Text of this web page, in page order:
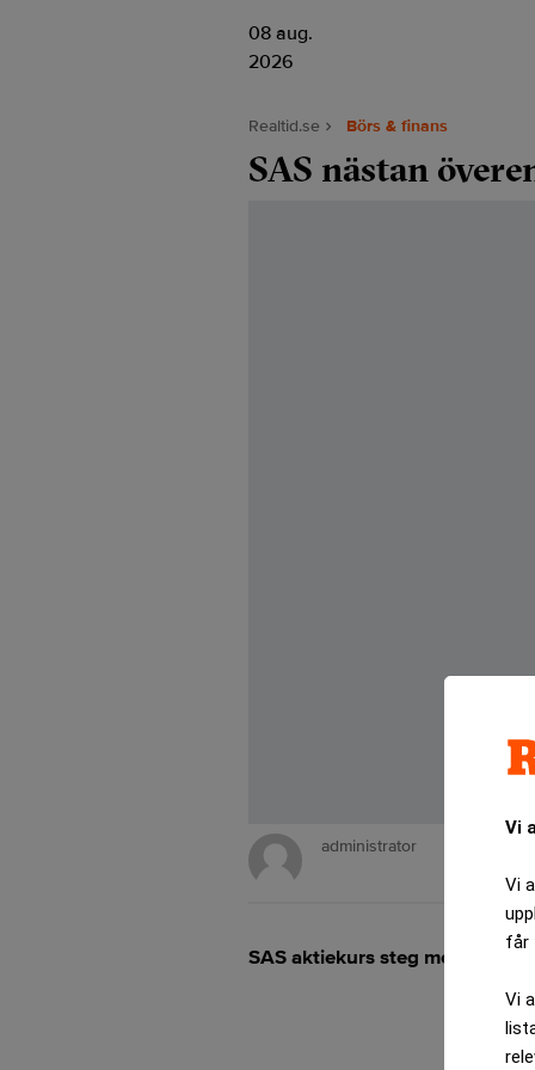
Vi
Vi
får
Vi
08 aug.
2026
Realtid.se Börs & finans
SAS nästan
administrator
SAS aktiekurs steg med 9